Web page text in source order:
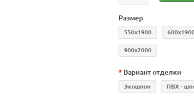
Размер
550x1900
900х2000
Вариант отделки
Экошпон ПВХ -